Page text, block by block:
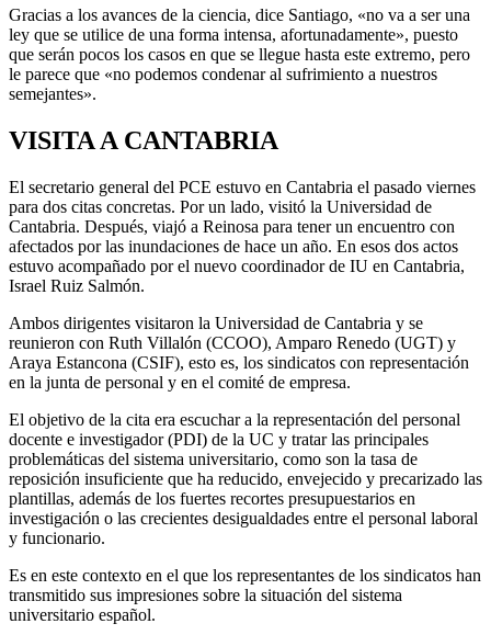
Gracias a los avances de la ciencia, dice Santiago, «no va a ser una
ley que se utilice de una forma intensa, afortunadamente», puesto
que serán pocos los casos en que se llegue hasta este extremo, pero
le parece que «no podemos condenar al sufrimiento a nuestros
semejantes».
VISITA A CANTABRIA
El secretario general del PCE estuvo en Cantabria el pasado viernes
para dos citas concretas. Por un lado, visitó la Universidad de
Cantabria. Después, viajó a Reinosa para tener un encuentro con
afectados por las inundaciones de hace un año. En esos dos actos
estuvo acompañado por el nuevo coordinador de IU en Cantabria,
Israel Ruiz Salmón.
Ambos dirigentes visitaron la Universidad de Cantabria y se
reunieron con Ruth Villalón (CCOO), Amparo Renedo (UGT) y
Araya Estancona (CSIF), esto es, los sindicatos con representación
en la junta de personal y en el comité de empresa.
El objetivo de la cita era escuchar a la representación del personal
docente e investigador (PDI) de la UC y tratar las principales
problemáticas del sistema universitario, como son la tasa de
reposición insuficiente que ha reducido, envejecido y precarizado las
plantillas, además de los fuertes recortes presupuestarios en
investigación o las crecientes desigualdades entre el personal laboral
y funcionario.
Es en este contexto en el que los representantes de los sindicatos han
transmitido sus impresiones sobre la situación del sistema
universitario español.